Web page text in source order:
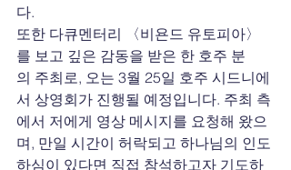
다.
또한 다큐멘터리 〈비욘드 유토피아〉
를 보고 깊은 감동을 받은 한 호주 분
의 주최로, 오는 3월 25일 호주 시드니에
서 상영회가 진행될 예정입니다. 주최 측
에서 저에게 영상 메시지를 요청해 왔으
며, 만일 시간이 허락되고 하나님의 인도
하심이 있다면 직접 참석하고자 기도하